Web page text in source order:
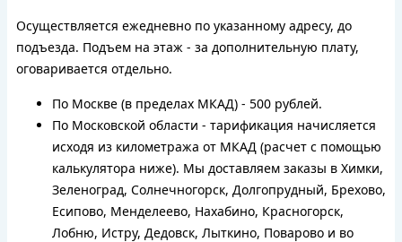
Осуществляется ежедневно по указанному адресу, до
подъезда. Подъем на этаж - за дополнительную плату,
оговаривается отдельно.
По Москве (в пределах МКАД) - 500 рублей.
По Московской области - тарификация начисляется
исходя из километража от МКАД (расчет с помощью
калькулятора ниже). Мы доставляем заказы в Химки,
Зеленоград, Солнечногорск, Долгопрудный, Брехово,
Есипово, Менделеево, Нахабино, Красногорск,
Лобню, Истру, Дедовск, Лыткино, Поварово и во